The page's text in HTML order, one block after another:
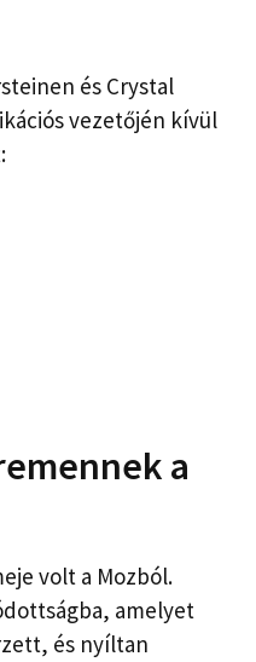
és Crystal
vezetőjén kívül
a
volt a Mozból.
amelyet
és nyíltan